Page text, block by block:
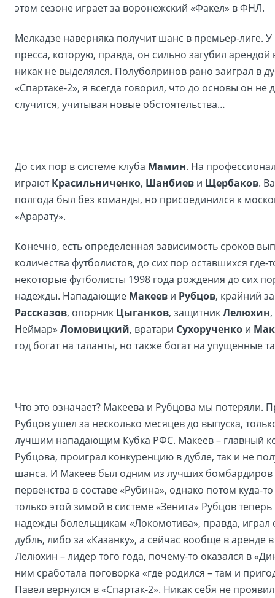
этом сезоне играет за воронежский «Факел» в ФНЛ.
Мелкадзе наверняка получит шанс в премьер-лиге. У
пресса, которую, правда, он сильно загубил арендой
никак не выделялся. Полубояринов рано заиграл в
«Спартаке-2», я всегда говорил, что до основы он не
случится, учитывая новые обстоятельства…
До сих пор в системе клуба Мамин. На
играютКрасильниченко, Шанбиев и Щербаков.
полгода был без команды, но присоединился к
«Арарату».
Конечно, есть определенная зависимость сроков
количества футболистов, до сих пор оставшихся где-
некоторые футболисты 1998 года рождения до сих
надежды. Нападающие Макеев и Рубцов, крайний
Рассказов, опорник Цыганков, защитникЛелюхин
Неймар» Ломовицкий, вратари Сухорученко и
год богат на таланты, но также богат на упущенные
Что это означает? Макеева и Рубцова мы потеряли.
Рубцов ушел за несколько месяцев до выпуска,
лучшим нападающим Кубка РФС. Макеев – главный
Рубцова, проиграл конкуренцию в дубле, так и не
шанса. И Макеев был одним из лучших
первенства в составе «Рубина», однако потом куда-
только этой зимой в системе «Зенита» Рубцов теперь
надежды болельщикам «Локомотива», правда, играл
дубль, либо за «Казанку», а сейчас вообще в аренде
Лелюхин – лидер того года, почему-то оказался в
ним сработала поговорка «где родился – там и
Павел вернулся в «Спартак-2». Никак себя не